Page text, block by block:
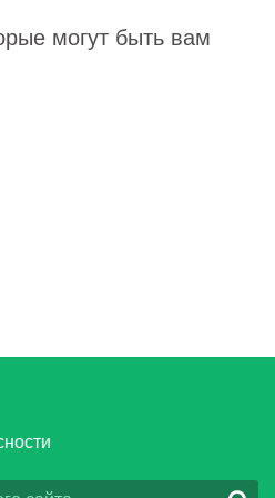
могут быть вам